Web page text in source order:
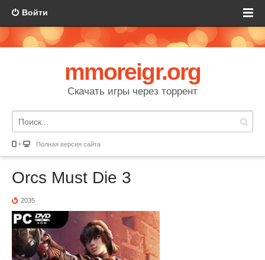
Войти
mmoreigr.org
Скачать игры через торрент
Полная версия сайта
Orcs Must Die 3
2035